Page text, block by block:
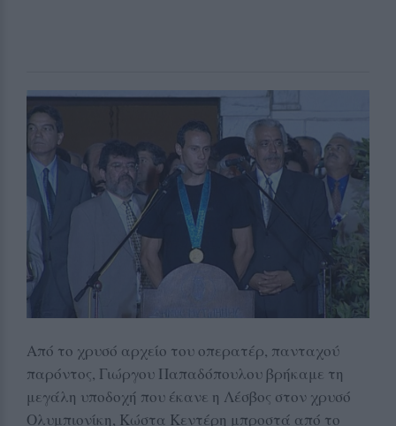
Από το χρυσό αρχείο του οπερατέρ, πανταχού
παρόντος, Γιώργου Παπαδόπουλου βρήκαμε τη
μεγάλη υποδοχή που έκανε η Λέσβος στον χρυσό
Ολυμπιονίκη, Κώστα Κεντέρη μπροστά από το